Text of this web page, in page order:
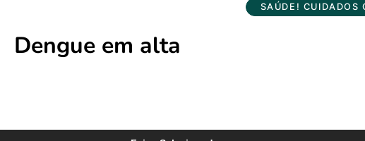
SAÚDE! CUIDADOS
Dengue em alta